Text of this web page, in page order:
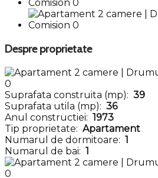
Despre proprietate
Suprafata construita (mp): 39
Suprafata utila (mp): 36
Anul constructiei: 1973
Tip proprietate: Apartament
Numarul de dormitoare: 1
Numarul de bai: 1